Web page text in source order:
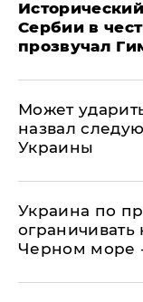
Сербии в
прозвучал
Может
назвал
Украины
Украина по
Черном море